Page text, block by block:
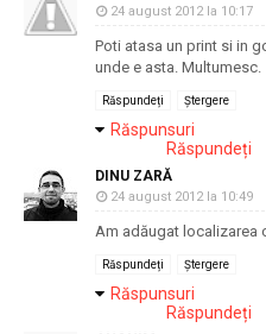
24 august 2012 la 10:17
Poti atasa un print si in
unde e asta. Multumesc.
Răspundeți Ștergere
Răspunsuri
Răspundeți
DINU ZARĂ
24 august 2012 la 10:49
Am adăugat localizarea
Răspundeți Ștergere
Răspunsuri
Răspundeți